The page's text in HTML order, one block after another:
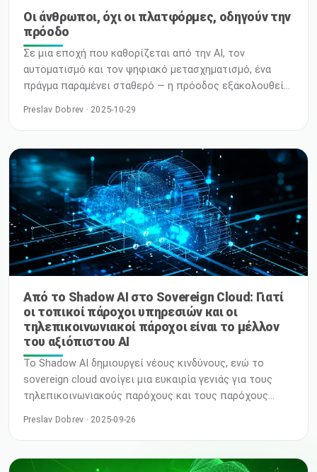
Οι άνθρωποι, όχι οι πλατφόρμες, οδηγούν την
πρόοδο
Σε μια εποχή που καθορίζεται από την AI, τον
αυτοματισμό και τον ψηφιακό μετασχηματισμό, ένα
πράγμα παραμένει σταθερό — η πρόοδος εξακολουθεί
να ξεκινά από τους ανθρώπους. Η τεχνολογία κινείται
πρόκειται να φύγω ξανά σύντομα. Κάπου ανάμεσα σε
αεροδρόμια, συναντήσεις και μεταμεσονύκτιες
συνεδρίες σχεδιασμού, ένα πράγμα έχει γίνει πιο
ξεκάθαρο από ποτέ: για … Διαβάστε περισσότερα
Preslav Dobrev · 2025-10-29
Από το Shadow AI στο Sovereign Cloud: Γιατί
οι τοπικοί πάροχοι υπηρεσιών και οι
τηλεπικοινωνιακοί πάροχοι είναι το μέλλον
του αξιόπιστου AI
Το Shadow AI δημιουργεί νέους κινδύνους, ενώ το
sovereign cloud ανοίγει μια ευκαιρία γενιάς για τους
τηλεπικοινωνιακούς παρόχους και τους παρόχους
υπηρεσιών. Ανακαλύψτε γιατί η εμπιστοσύνη, η τοπική
εμπιστοσύνη στο επίκεντρο της ψηφιακής μετάβασης.
Preslav Dobrev · 2025-09-26